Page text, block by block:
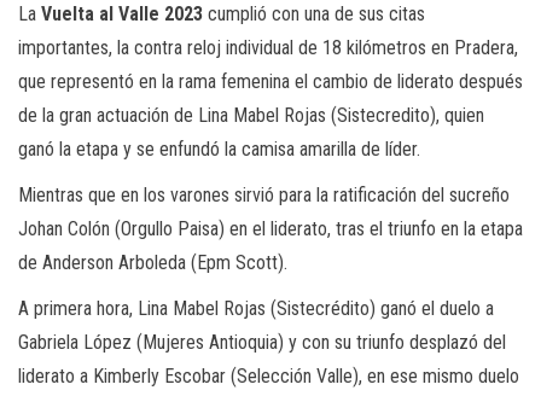
La Vuelta al Valle 2023 cumplió con una de sus citas
importantes, la contra reloj individual de 18 kilómetros en Pradera,
que representó en la rama femenina el cambio de liderato después
de la gran actuación de Lina Mabel Rojas (Sistecredito), quien
ganó la etapa y se enfundó la camisa amarilla de líder.
Mientras que en los varones sirvió para la ratificación del sucreño
Johan Colón (Orgullo Paisa) en el liderato, tras el triunfo en la etapa
de Anderson Arboleda (Epm Scott).
A primera hora, Lina Mabel Rojas (Sistecrédito) ganó el duelo a
Gabriela López (Mujeres Antioquia) y con su triunfo desplazó del
liderato a Kimberly Escobar (Selección Valle), en ese mismo duelo